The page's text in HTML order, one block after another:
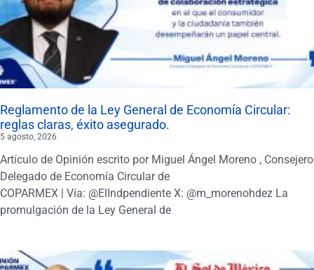
Reglamento de la Ley General de Economía Circular:
reglas claras, éxito asegurado.
5 agosto, 2026
Artículo de Opinión escrito por Miguel Ángel Moreno , Consejero
Delegado de Economía Circular de
COPARMEX | Vía: @ElIndpendiente X: @m_morenohdez La
promulgación de la Ley General de